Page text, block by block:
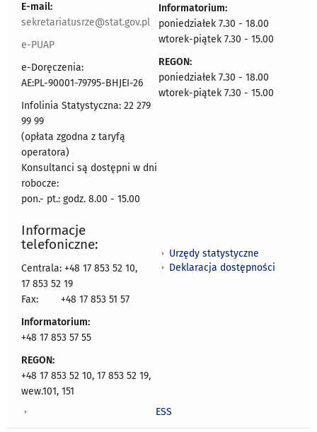
E-mail:
sekretariatusrze@stat.gov.pl
e-PUAP
e-Doręczenia:
AE:PL-90001-79795-BHJEI-26
Infolinia Statystyczna: 22 279
99 99
(opłata zgodna z taryfą
operatora)
Konsultanci są dostępni w dni
robocze:
pon.- pt.: godz. 8.00 - 15.00
Informatorium:
poniedziałek 7.30 - 18.00
wtorek-piątek 7.30 - 15.00
REGON:
poniedziałek 7.30 - 18.00
wtorek-piątek 7.30 - 15.00
Informacje
telefoniczne:
Centrala: +48 17 853 52 10,
17 853 52 19
Fax:
+48 17 853 51 57
Informatorium:
+48 17 853 57 55
REGON:
+48 17 853 52 10, 17 853 52 19,
wew.101, 151
Urzędy statystyczne
Deklaracja dostępności
ESS